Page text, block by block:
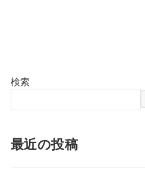
検索
最近の投稿